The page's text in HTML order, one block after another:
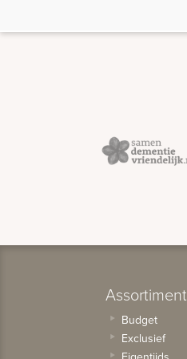
Assortiment
Budget
Exclusief